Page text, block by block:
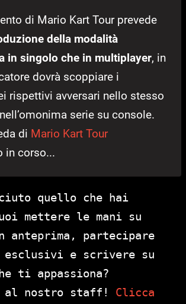
di Mario Kart Tour prevede
della modalità
in singolo che in multiplayer, in
dovrà scoppiare i
rispettivi avversari nello stesso
serie su console.
di Mario Kart Tour
in corso...
quello che hai
mettere le mani su
anteprima, partecipare
esclusivi e scrivere su
ti appassiona?
al nostro staff! Clicca